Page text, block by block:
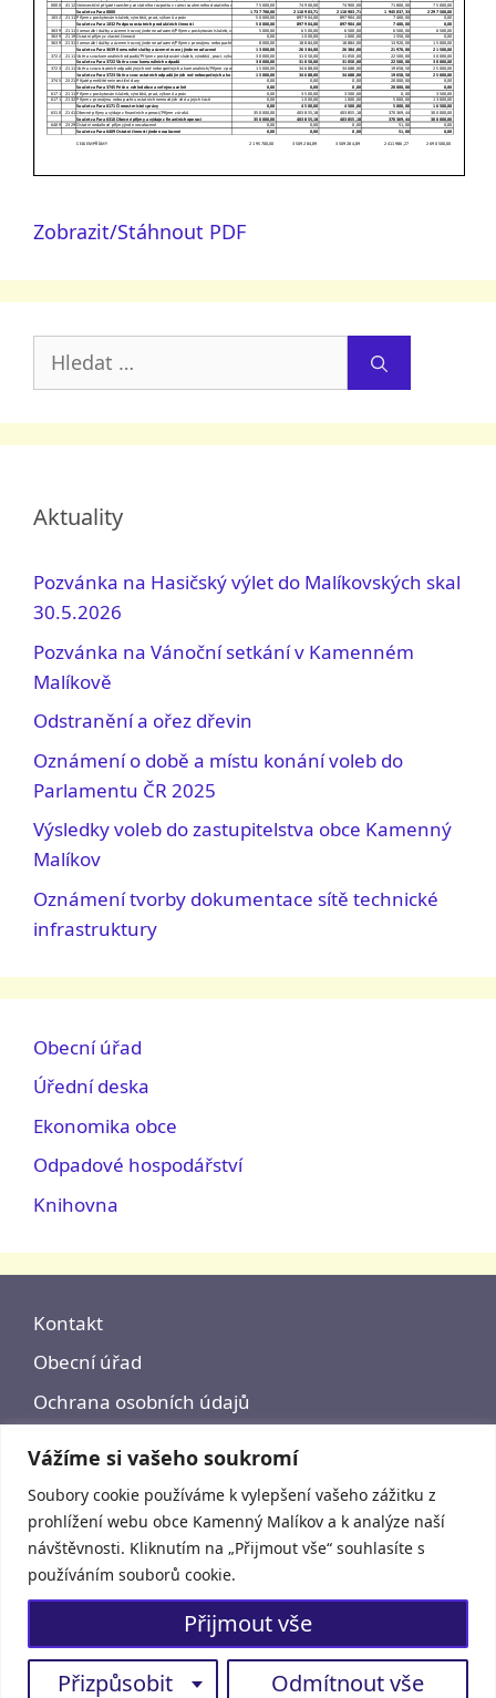
Vážíme si vašeho soukromí
Soubory cookie používáme k vylepšení vašeho zážitku z
prohlížení webu obce Kamenný Malíkov a k analýze naší
návštěvnosti. Kliknutím na „Přijmout vše“ souhlasíte s
používáním souborů cookie.
Přizpůsobit Odmítnout vše
Přijmout vše
Zobrazit/Stáhnout PDF
Hledat:
Aktuality
Pozvánka na Hasičský výlet do Malíkovských skal
30.5.2026
Pozvánka na Vánoční setkání v Kamenném
Malíkově
Odstranění a ořez dřevin
Oznámení o době a místu konání voleb do
Parlamentu ČR 2025
Výsledky voleb do zastupitelstva obce Kamenný
Malíkov
Oznámení tvorby dokumentace sítě technické
infrastruktury
Obecní úřad
Úřední deska
Ekonomika obce
Odpadové hospodářství
Knihovna
Kontakt
Obecní úřad
Ochrana osobních údajů
© 2026 - Kamenný Malíkov